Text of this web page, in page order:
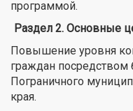
программой.
Раздел 2. Основные
Повышение уровня
граждан посредством
Пограничного
края.